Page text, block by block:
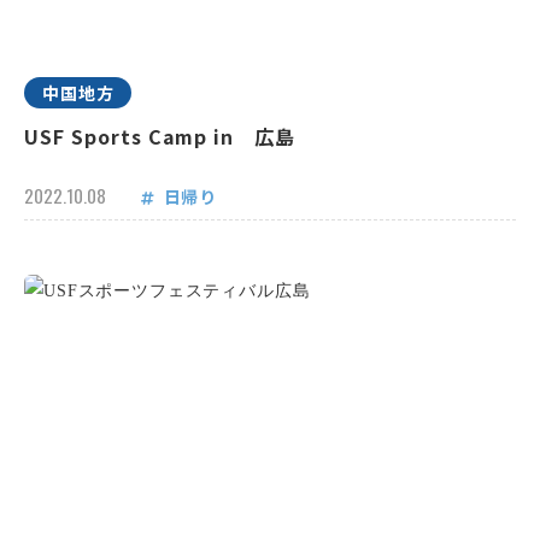
中国地方
USF Sports Camp in 広島
2022.10.08 日帰り